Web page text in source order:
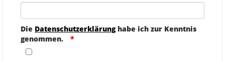
Die Datenschutzerklärunghabe ich zur Kenntnis
genommen.